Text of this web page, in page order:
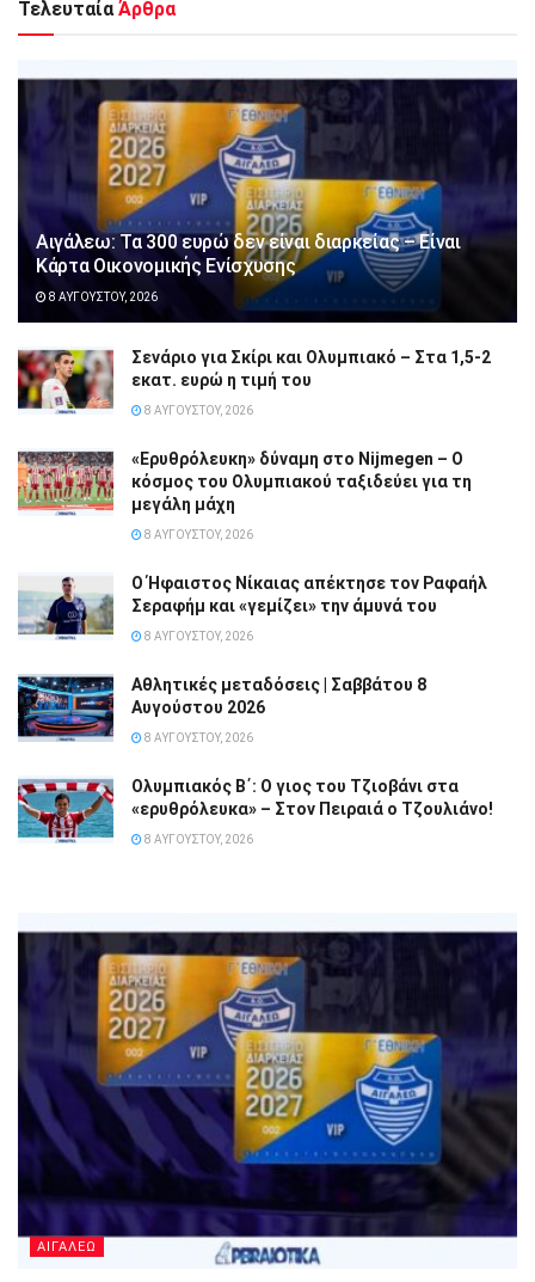
Τελευταία Άρθρα
Αιγάλεω: Τα 300 ευρώ δεν είναι διαρκείας – Είναι
Κάρτα Οικονομικής Ενίσχυσης
8 ΑΥΓΟΎΣΤΟΥ, 2026
Σενάριο για Σκίρι και Ολυμπιακό – Στα 1,5-2
εκατ. ευρώ η τιμή του
8 ΑΥΓΟΎΣΤΟΥ, 2026
«Ερυθρόλευκη» δύναμη στο Nijmegen – Ο
κόσμος του Ολυμπιακού ταξιδεύει για τη
μεγάλη μάχη
8 ΑΥΓΟΎΣΤΟΥ, 2026
Ο Ήφαιστος Νίκαιας απέκτησε τον Ραφαήλ
Σεραφήμ και «γεμίζει» την άμυνά του
8 ΑΥΓΟΎΣΤΟΥ, 2026
Αθλητικές μεταδόσεις | Σαββάτου 8
Αυγούστου 2026
8 ΑΥΓΟΎΣΤΟΥ, 2026
Ολυμπιακός Β΄: Ο γιος του Τζιοβάνι στα
«ερυθρόλευκα» – Στον Πειραιά ο Τζουλιάνο!
8 ΑΥΓΟΎΣΤΟΥ, 2026
ΑΙΓΑΛΕΩ